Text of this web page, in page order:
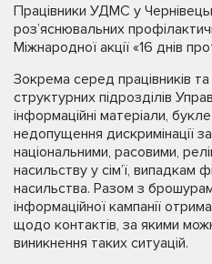
Працівники УДМС у
роз’яснювальних
Міжнародної акції «16 днів
Зокрема серед працівників та
структурних підрозділів
інформаційні матеріали,
недопущення дискримінації
національними, расовими,
насильству у сім’ї, випадкам
насильства. Разом з
інформаційної кампанії
щодо контактів, за якими
виникнення таких ситуацій.